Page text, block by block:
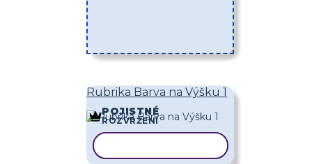
Rubrika Barva na Výšku 1
POJISTNÉ
ROZVRŽENÍ